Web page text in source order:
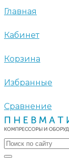
Главная
Кабинет
Корзина
Избранные
Сравнение